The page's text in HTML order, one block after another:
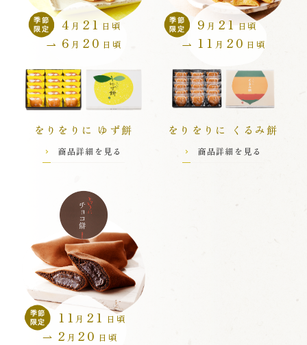
季節
限定
4月 21 日頃
6 月 20 日頃
をりをりに ゆず餅
商品詳細を見る
季節
限定
9 月 21 日頃
11 月 20 日頃
をりをりに くるみ餅
商品詳細を見る
季節
限定
11 月 21 日頃
2 月 20 日頃